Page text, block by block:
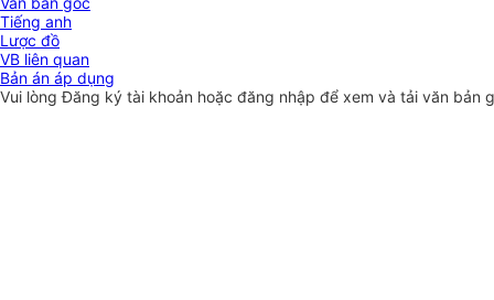
Tiếng anh
Lược đồ
VB liên quan
Bản án áp dụng
Vui lòngĐăng ký tài khoản hoặc đăng nhập để xem và tải văn bản